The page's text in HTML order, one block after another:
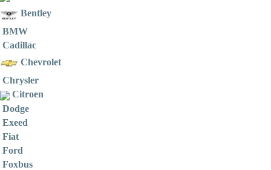
Bentley
BMW
Cadillac
Chevrolet
Chrysler
Citroen
Dodge
Exeed
Fiat
Ford
Foxbus